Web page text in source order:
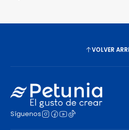
VOLVER
Síguenos